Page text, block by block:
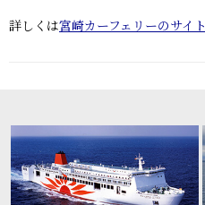
詳しくは宮崎カーフェリーのサイト